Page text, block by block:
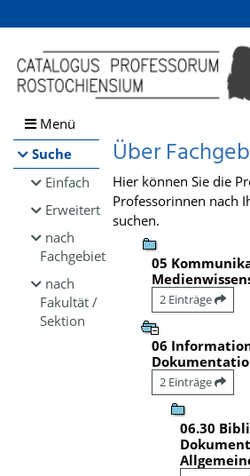
Browsen
direkt zum Inhalt
Menü
Suche
Einfach
Erweitert
nach
Fachgebiet
nach
Fakultät /
Sektion
Über
Hier können Sie die
Professorinnen nach
suchen.
05
2 Einträge
06
2 Einträge
06.30